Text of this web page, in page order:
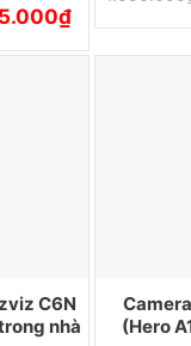
₫Giá
hiện
tại
C6N
nhà
(Hero